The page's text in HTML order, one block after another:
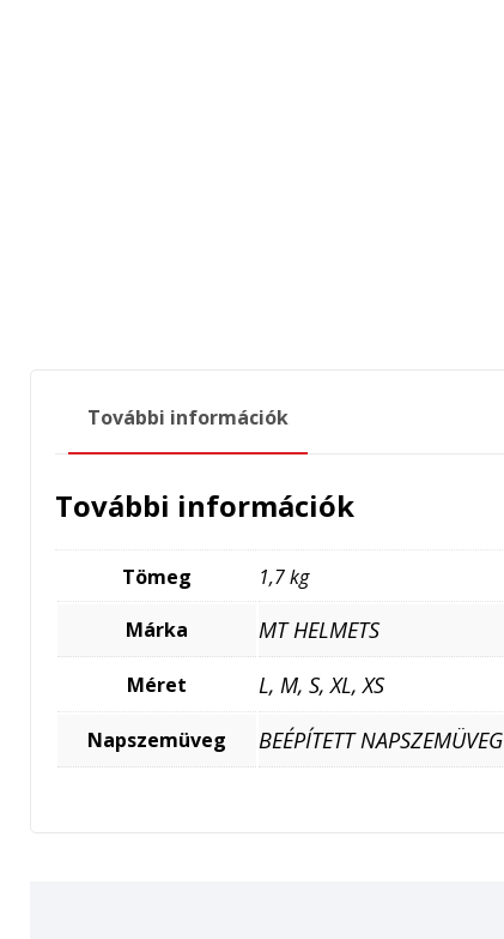
További információk
További információk
Tömeg
1,7 kg
Márka
MT HELMETS
Méret L, M, S, XL, XS
Napszemüveg BEÉPÍTETT NAPSZEMÜVEG